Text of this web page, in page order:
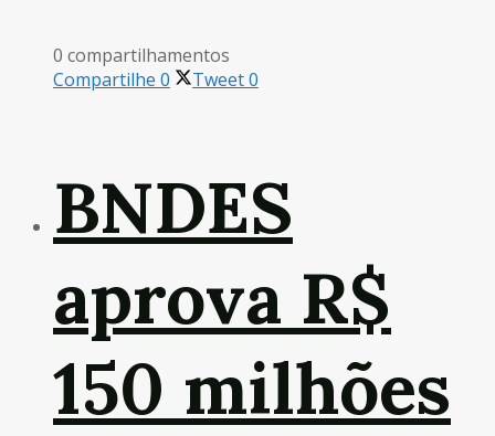
0 compartilhamentos
Compartilhe 0 Tweet0
BNDES
aprova R$
150 milhões